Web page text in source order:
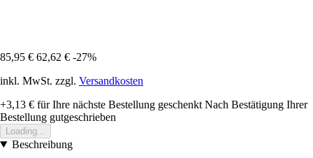
85,95 € 62,62 € -27%
inkl. MwSt. zzgl. Versandkosten
+3,13 € für Ihre nächste Bestellung geschenkt Nach Bestätigung Ihrer
Bestellung gutgeschrieben
Loading...
Beschreibung